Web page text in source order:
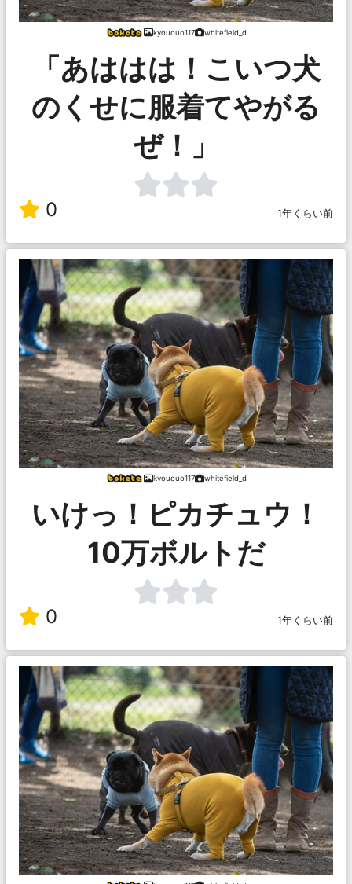
kyououo117 whitefield_d
「あははは！こいつ犬
のくせに服着てやがる
ぜ！」
0 1年くらい前
kyououo117 whitefield_d
いけっ！ピカチュウ！
10万ボルトだ
0 1年くらい前